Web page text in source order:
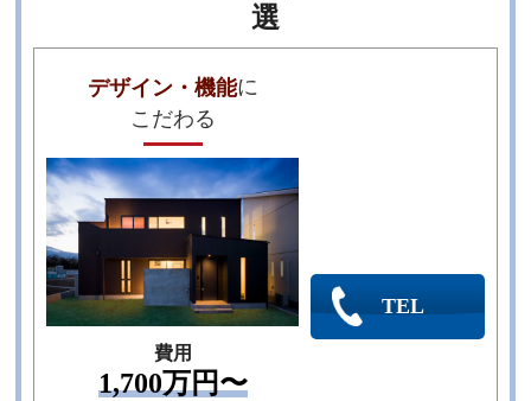
選
デザイン・機能に
こだわる
費用
1,700万円〜
TEL